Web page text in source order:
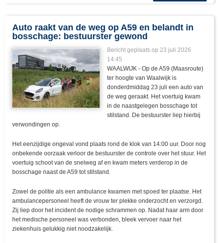
Auto raakt van de weg op A59 en belandt in
bosschage: bestuurster gewond
Bericht geplaats op 23 juli 2026
14:45
WAALWIJK - Op de A59 (Maasroute)
ter hoogte van Waalwijk is
donderdmiddag 23 juli een auto van
de weg geraakt. Het voertuig kwam
in de naastgelegen bosschage tot
stilstand. De bestuurster liep hierbij
verwondingen op.
Het eenzijdige ongeval vond plaats rond de klok van 14:00 uur. Door nog
onbekende oorzaak verloor de bestuurster de controle over het stuur. Het
voertuig schoot van de snelweg af en kwam meters verderop in de
bosschage naast de A59 tot stilstand.
Zowel de politie als een ambulance kwamen met spoed ter plaatse. Het
ambulancepersoneel heeft de vrouw ter plekke onderzocht en verzorgd.
Zij liep door het incident de nodige schrammen op. Nadat haar arm door
het medische personeel was verbonden, bleek vervoer naar het
ziekenhuis gelukkig niet noodzakelijk.